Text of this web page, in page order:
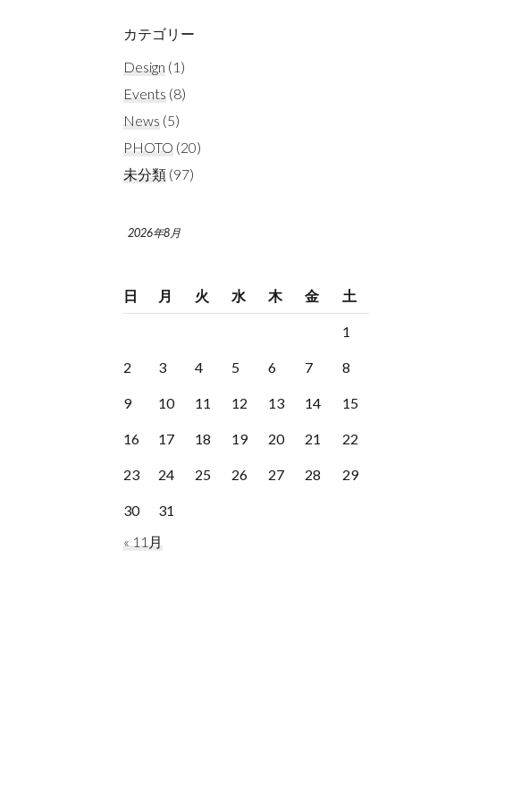
カテゴリー
Design (1)
Events (8)
News (5)
PHOTO (20)
未分類 (97)
2026年8月
日 月 火 水 木 金 土
1
2 3 4 5 6 7 8
9 10 11 12 13 14 15
16 17 18 19 20 21 22
23 24 25 26 27 28 29
30
31
« 11月